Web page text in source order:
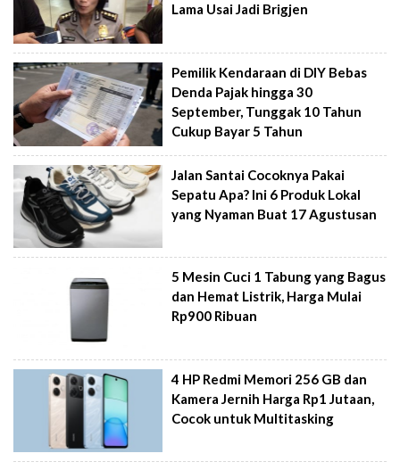
Lama Usai Jadi Brigjen
Pemilik Kendaraan di DIY Bebas
Denda Pajak hingga 30
September, Tunggak 10 Tahun
Cukup Bayar 5 Tahun
Jalan Santai Cocoknya Pakai
Sepatu Apa? Ini 6 Produk Lokal
yang Nyaman Buat 17 Agustusan
5 Mesin Cuci 1 Tabung yang Bagus
dan Hemat Listrik, Harga Mulai
Rp900 Ribuan
4 HP Redmi Memori 256 GB dan
Kamera Jernih Harga Rp1 Jutaan,
Cocok untuk Multitasking